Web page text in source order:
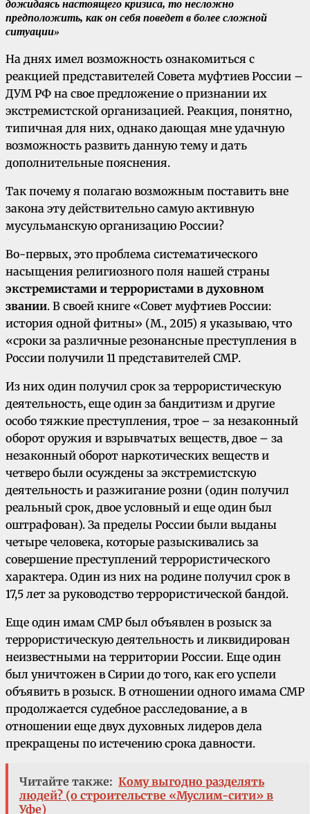
дожидаясь настоящего кризиса, то несложно
предположить, как он себя поведет в более сложной
ситуации»
На днях имел возможность ознакомиться с
реакцией представителей Совета муфтиев России –
ДУМ РФ на свое предложение о признании их
экстремистской организацией. Реакция, понятно,
типичная для них, однако дающая мне удачную
возможность развить данную тему и дать
дополнительные пояснения.
Так почему я полагаю возможным поставить вне
закона эту действительно самую активную
мусульманскую организацию России?
Во-первых, это проблема систематического
насыщения религиозного поля нашей страны
экстремистами и террористами в духовном
звании. В своей книге «Совет муфтиев России:
история одной фитны» (М., 2015) я указываю, что
«сроки за различные резонансные преступления в
России получили 11 представителей СМР.
Из них один получил срок за террористическую
деятельность, еще один за бандитизм и другие
особо тяжкие преступления, трое – за незаконный
оборот оружия и взрывчатых веществ, двое – за
незаконный оборот наркотических веществ и
четверо были осуждены за экстремистскую
деятельность и разжигание розни (один получил
реальный срок, двое условный и еще один был
оштрафован). За пределы России были выданы
четыре человека, которые разыскивались за
совершение преступлений террористического
характера. Один из них на родине получил срок в
17,5 лет за руководство террористической бандой.
Еще один имам СМР был объявлен в розыск за
террористическую деятельность и ликвидирован
неизвестными на территории России. Еще один
был уничтожен в Сирии до того, как его успели
объявить в розыск. В отношении одного имама СМР
продолжается судебное расследование, а в
отношении еще двух духовных лидеров дела
прекращены по истечению срока давности.
Читайте также: Кому выгодно разделять
людей? (о строительстве «Муслим-сити» в
Уфе)